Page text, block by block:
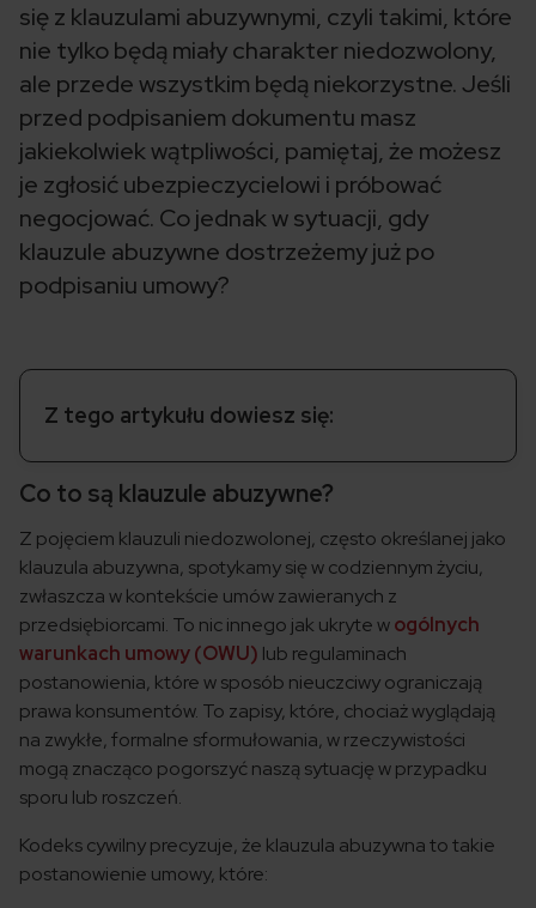
się z klauzulami abuzywnymi, czyli takimi, które
nie tylko będą miały charakter niedozwolony,
ale przede wszystkim będą niekorzystne. Jeśli
przed podpisaniem dokumentu masz
jakiekolwiek wątpliwości, pamiętaj, że możesz
je zgłosić ubezpieczycielowi i próbować
negocjować. Co jednak w sytuacji, gdy
klauzule abuzywne dostrzeżemy już po
podpisaniu umowy?
Z tego artykułu dowiesz się:
Co to są klauzule abuzywne?
Z pojęciem klauzuli niedozwolonej, często określanej jako
klauzula abuzywna, spotykamy się w codziennym życiu,
zwłaszcza w kontekście umów zawieranych z
przedsiębiorcami. To nic innego jak ukryte wogólnych
warunkach umowy (OWU) lub regulaminach
postanowienia, które w sposób nieuczciwy ograniczają
prawa konsumentów. To zapisy, które, chociaż wyglądają
na zwykłe, formalne sformułowania, w rzeczywistości
mogą znacząco pogorszyć naszą sytuację w przypadku
sporu lub roszczeń.
Kodeks cywilny precyzuje, że klauzula abuzywna to takie
postanowienie umowy, które: